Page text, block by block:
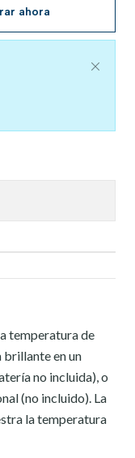
ahora
temperatura de
brillante en un
no incluida), o
(no incluido). La
la temperatura